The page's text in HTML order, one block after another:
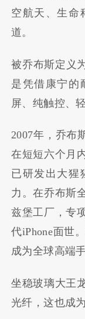
空航天、生命
道。
被乔布斯定义
是凭借康宁的
屏、纯触控、
2007年，乔布
在短短六个月
已研发出大猩
力。在乔布斯
兹堡工厂，专
代iPhone面世
成为全球高端
坐稳玻璃大王
光纤，这也成